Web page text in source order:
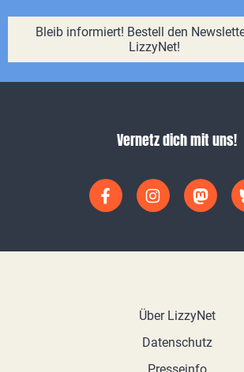
Bleib informiert! Bestell den
LizzyNet!
Vernetz dich mit uns!
Über LizzyNet
Datenschutz